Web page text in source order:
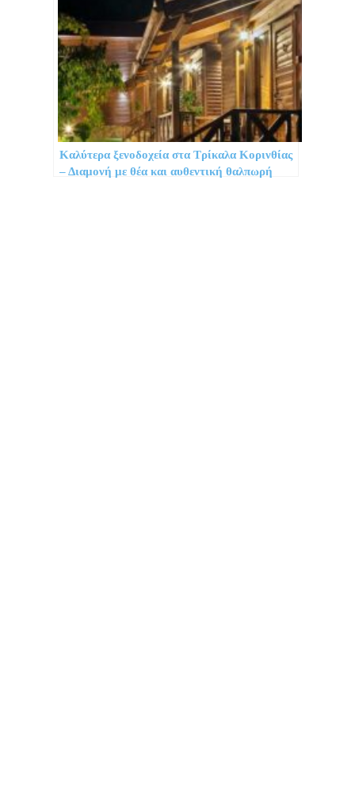
Καλύτερα ξενοδοχεία στα Τρίκαλα Κορινθίας
– Διαμονή με θέα και αυθεντική θαλπωρή